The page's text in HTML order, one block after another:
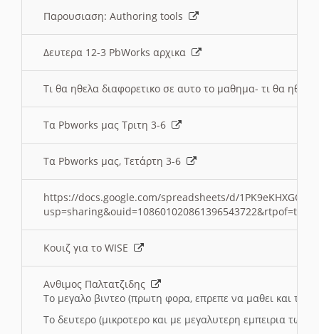
Παρουσιαση: Authoring tools
Δευτερα 12-3 PbWorks αρχικα
Τι θα ηθελα διαφορετικο σε αυτο το μαθημα- τι θα
Τα Pbworks μας Τριτη 3-6
Τα Pbworks μας, Τετάρτη 3-6
https://docs.google.com/spreadsheets/d/
Κουιζ για το WISE
Ανθιμος Παλτατζιδης
Το μεγαλο βιντεο (πρωτη φορα, επρεπε να μαθει και το
Το δευτερο (μικροτερο και με μεγαλυτερη εμπειρια